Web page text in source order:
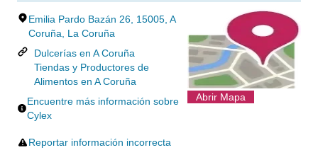
Emilia Pardo Bazán 26, 15005, A
Coruña, La Coruña
Dulcerías en A Coruña
Tiendas y Productores de
Alimentos en A Coruña
Encuentre más información sobre
Cylex
Reportar información incorrecta
Abrir Mapa